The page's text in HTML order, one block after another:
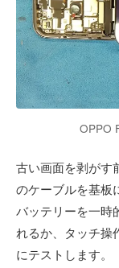
OPPO
古い画面を剥がす
のケーブルを基板
バッテリーを一時
れるか、タッチ操
にテストします。